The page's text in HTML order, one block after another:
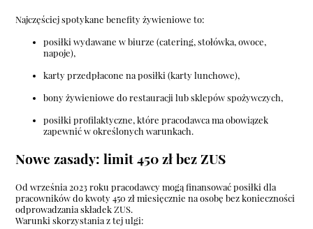
Najczęściej spotykane benefity żywieniowe to:
posiłki wydawane w biurze (catering, stołówka, owoce,
napoje),
karty przedpłacone na posiłki (karty lunchowe),
bony żywieniowe do restauracji lub sklepów spożywczych,
posiłki profilaktyczne, które pracodawca ma obowiązek
zapewnić w określonych warunkach.
Nowe zasady: limit 450 zł bez ZUS
Od września 2023 roku pracodawcy mogą finansować posiłki dla
pracowników do kwoty 450 zł miesięcznie na osobę bez konieczności
odprowadzania składek ZUS.
Warunki skorzystania z tej ulgi: